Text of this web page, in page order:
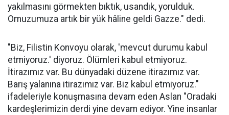
yakılmasını görmekten bıktık, usandık, yorulduk.
Omuzumuza artık bir yük hâline geldi Gazze." dedi.
"Biz, Filistin Konvoyu olarak, 'mevcut durumu kabul
etmiyoruz.' diyoruz. Ölümleri kabul etmiyoruz.
İtirazımız var. Bu dünyadaki düzene itirazımız var.
Barış yalanına itirazımız var. Biz kabul etmiyoruz."
ifadeleriyle konuşmasına devam eden Aslan "Oradaki
kardeşlerimizin derdi yine devam ediyor. Yine insanlar